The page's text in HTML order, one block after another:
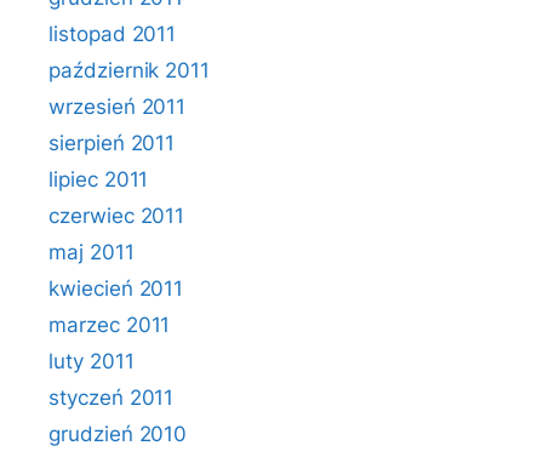
listopad 2011
październik 2011
wrzesień 2011
sierpień 2011
lipiec 2011
czerwiec 2011
maj 2011
kwiecień 2011
marzec 2011
luty 2011
styczeń 2011
grudzień 2010